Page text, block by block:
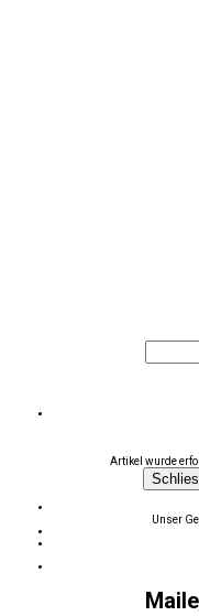
Artikel wurde
Unser